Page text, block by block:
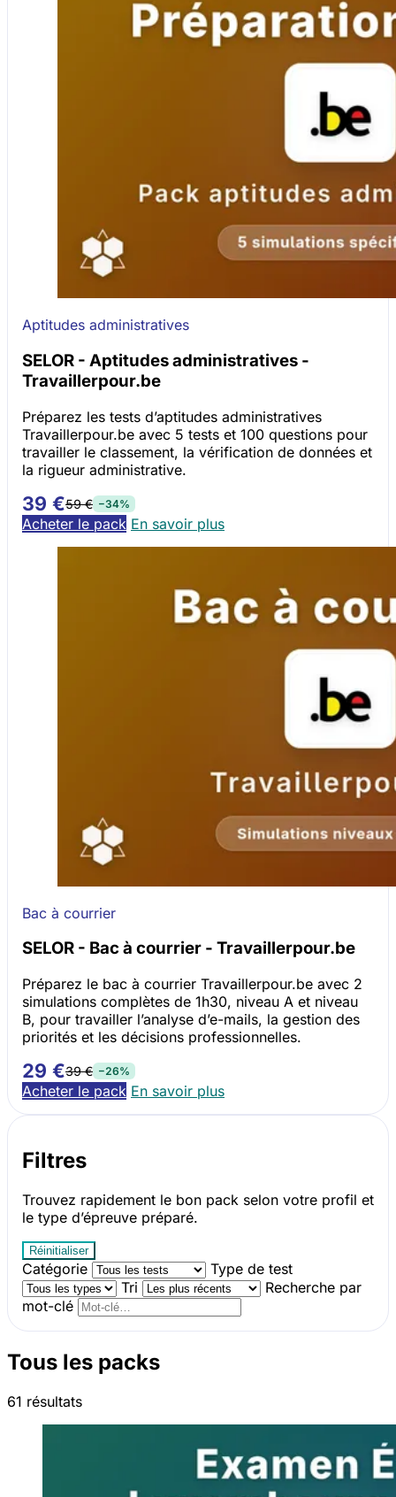
Aptitudes administratives
SELOR - Aptitudes administratives -
Travaillerpour.be
Préparez les tests d’aptitudes administratives
Travaillerpour.be avec 5 tests et 100 questions pour
travailler le classement, la vérification de données et
la rigueur administrative.
39 €59 € −34%
Acheter le pack En savoir plus
Bac à courrier
SELOR - Bac à courrier - Travaillerpour.be
Préparez le bac à courrier Travaillerpour.be avec 2
simulations complètes de 1h30, niveau A et niveau
B, pour travailler l’analyse d’e-mails, la gestion des
priorités et les décisions professionnelles.
29 €39 € −26%
Acheter le pack En savoir plus
Filtres
Trouvez rapidement le bon pack selon votre profil et
le type d’épreuve préparé.
Réinitialiser
Catégorie
Type de test
Tri
Recherche par
mot-clé
Tous les packs
61 résultats